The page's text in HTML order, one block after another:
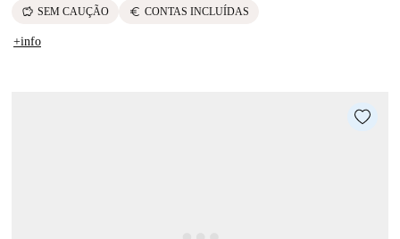
savings SEM CAUÇÃO euro CONTAS INCLUÍDAS
+info